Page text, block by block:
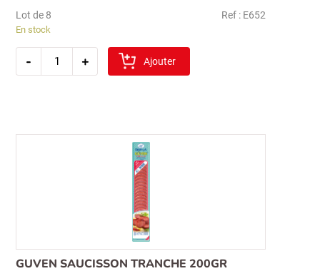
Lot de 8 Ref : E652
En stock
-
quantité
+ Ajouter
GUVEN SAUCISSON TRANCHE 200GR